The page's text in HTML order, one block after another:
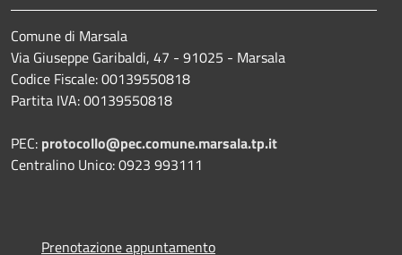
Comune di Marsala
Via Giuseppe Garibaldi, 47 - 91025 - Marsala
Codice Fiscale: 00139550818
Partita IVA: 00139550818
PEC: protocollo@pec.comune.marsala.tp.it
Centralino Unico: 0923 993111
Prenotazione appuntamento